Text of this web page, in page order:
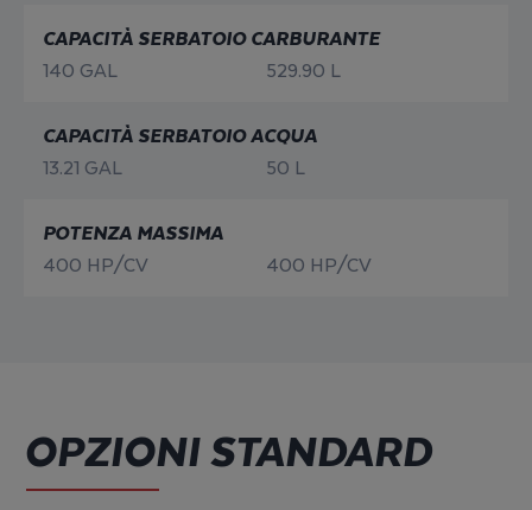
CAPACITÀ SERBATOIO CARBURANTE
140 GAL
529.90 L
CAPACITÀ SERBATOIO ACQUA
13.21 GAL
50 L
POTENZA MASSIMA
400 HP/CV
400 HP/CV
OPZIONI STANDARD